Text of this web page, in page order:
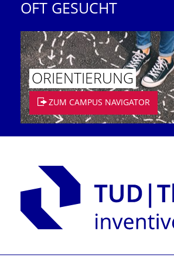
OFT GESUCHT
ORIENTIERUNG
ZUM CAMPUS NAVIGATOR